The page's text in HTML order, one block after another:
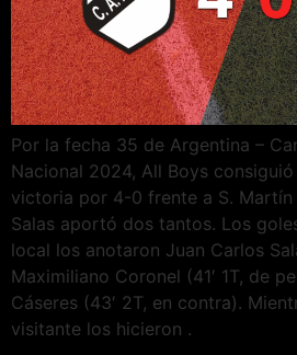
Por la fecha 35 de Argentina –
Nacional 2024, All Boys
victoria por 4-0 frente a S. Martín
Salas aportó dos tantos. Los
local los anotaron Juan Carlos
Maximiliano Coronel (41′ 1T, de
Cáseres (43′ 2T, en contra).
visitante los hicieron .